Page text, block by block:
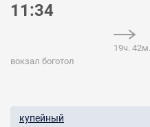
11:34
вокзал боготол
19ч. 42м.
купейный